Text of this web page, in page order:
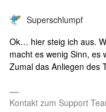
Superschlumpf
Ok… hier steig ich aus.
macht es wenig Sinn, es
Zumal das Anliegen des
Kontakt zum Support